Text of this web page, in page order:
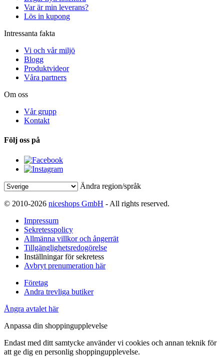
Var är min leverans?
Lös in kupong
Intressanta fakta
Vi och vår miljö
Blogg
Produktvideor
Våra partners
Om oss
Vår grupp
Kontakt
Följ oss på
Ändra region/språk
© 2010-2026 niceshops GmbH - All rights reserved.
Impressum
Sekretesspolicy
Allmänna villkor och ångerrät
Tillgänglighetsredogörelse
Inställningar för sekretess
Avbryt prenumeration här
Företag
Andra trevliga butiker
Ångra avtalet här
Anpassa din shoppingupplevelse
Endast med ditt samtycke använder vi cookies och annan teknik för
att ge dig en personlig shoppingupplevelse.